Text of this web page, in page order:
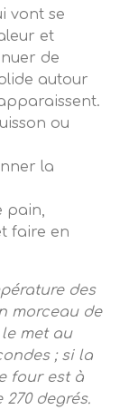
vont se
et
de
autour
ou
la
pain,
faire en
des
morceau de
met au
; si la
four est à
degrés.